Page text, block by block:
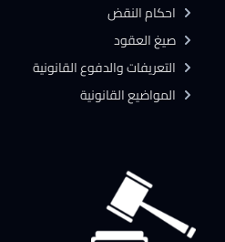
احكام النقض
صيغ العقود
التعريفات والدفوع القانونية
المواضيع القانونية